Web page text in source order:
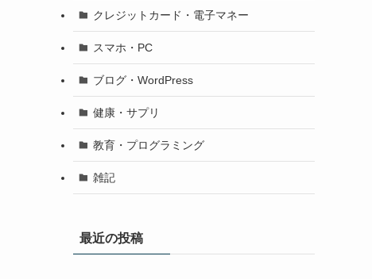
クレジットカード・電子マネー
スマホ・PC
ブログ・WordPress
健康・サプリ
教育・プログラミング
雑記
最近の投稿